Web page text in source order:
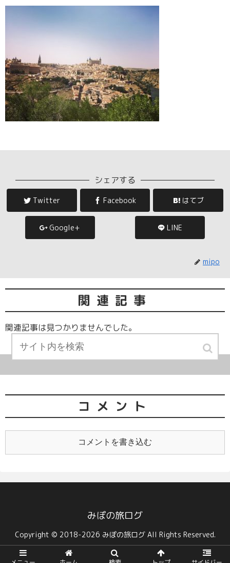
シェアする
Twitter Facebook はてブ
Google+ LINE
mipo
関連記事
関連記事は見つかりませんでした。
コメント
コメントを書き込む
みぽの旅ログ
Copyright © 2018-2026 みぽの旅ログ All Rights Reserved.